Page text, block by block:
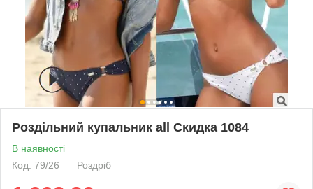
Роздільний купальник all Скидка 1084
В наявності
Код: 79/26
Роздріб